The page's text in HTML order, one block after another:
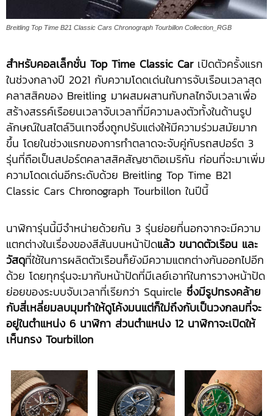
Breitling Top Time B21 Classic Cars Chronograph Tourbillon Collection_RGB
สำหรับคอลเล็กชั่น Top Time Classic Carเปิดตัวครั้งแรก
ในช่วงกลางปี 2021 กับความโดดเด่นในการจับเรือนเวลาสุด
คลาสสิคของ Breitling มาผสมผสานกับกลไกจับเวลาเพื่อ
สร้างสรรค์เรือยนเวลาจับเวลาที่มีความลงตัวทั้งในด้านรูป
ลักษณ์ในสไตล์วินเทจซึ่งถูกปรับแต่งให้มีความร่วมสมัยมาก
ขึ้น โดยในช่วงแรกของการทำตลาดจะจับคู่กับรถสปอร์ต 3
รุ่นที่ถือเป็นสปอร์ตคลาสสิคสัญชาติอเมริกัน ก่อนที่จะมาเพิ่ม
ความโดดเด่นอีกระดับด้วย Breitling Top Time B21
Classic Cars Chronograph Tourbillon ในปีนี้
นาฬิการุ่นนี้มีจำหน่ายด้วยกัน 3 รุ่นย่อยที่นอกจากจะมีความ
แตกต่างในเรื่องของสีสันบนหน้าปัดแล้ว ขนาดตัวเรือน และ
วัสดุที่ใช้ในการผลิตตัวเรือนก็ยังมีความแตกต่างกันออกไปอีก
ด้วย โดยทุกรุ่นจะมากับหน้าปัดที่มีเลย์เอาท์ในการวางหน้าปัด
ย่อยของระบบจับเวลาที่เรียกว่า Squircle ซึ่งมีรูปทรงคล้าย
กับสี่เหลี่ยมลบมุมทำให้ดูโค้งมนแต่ก็ใม่ถึงกับเป็นวงกลมที่จะ
อยู่ในตำแหน่ง 6 นาฬิกา ส่วนตำแหน่ง 12 นาฬิกาจะเปิดให้
เห็นกรง Tourbillon